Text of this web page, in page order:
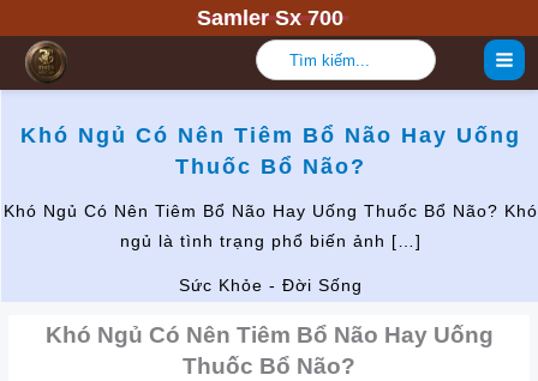
tới
Samler Sx 700
kiếm:
Khó Ngủ Có Nên Tiêm Bổ Não Hay Uống
Thuốc Bổ Não?
Khó Ngủ Có Nên Tiêm Bổ Não Hay Uống Thuốc Bổ Não? Khó
ngủ là tình trạng phổ biến ảnh […]
Sức Khỏe - Đời Sống
Khó Ngủ Có Nên Tiêm Bổ Não Hay Uống
Thuốc Bổ Não?